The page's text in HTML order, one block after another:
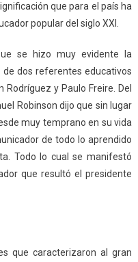
que para el país ha
popular del siglo XXI.
se hizo muy evidente la
dos referentes educativos
y Paulo Freire. Del
Robinson dijo que sin lugar
muy temprano en su vida
de todo lo aprendido
Todo lo cual se manifestó
que resultó el presidente
que caracterizaron al gran